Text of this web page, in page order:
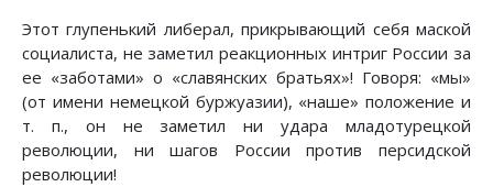
Этот глупенький либерал, прикрывающий себя маской
социалиста, не заметил реакционных интриг России за
ее «заботами» о «славянских братьях»! Говоря: «мы»
(от имени немецкой буржуазии), «наше» положение и
т. п., он не заметил ни удара младотурецкой
революции, ни шагов России против персидской
революции!